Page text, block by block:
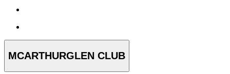
MCARTHURGLEN CLUB